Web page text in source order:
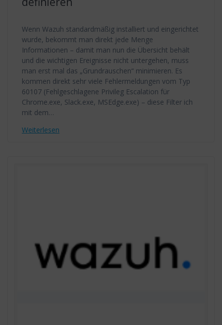
Wenn Wazuh standardmäßig installiert und eingerichtet
wurde, bekommt man direkt jede Menge
Informationen – damit man nun die Übersicht behält
und die wichtigen Ereignisse nicht untergehen, muss
man erst mal das „Grundrauschen“ minimieren. Es
kommen direkt sehr viele Fehlermeldungen vom Typ
60107 (Fehlgeschlagene Privileg Escalation für
Chrome.exe, Slack.exe, MSEdge.exe) – diese Filter ich
mit dem…
Weiterlesen